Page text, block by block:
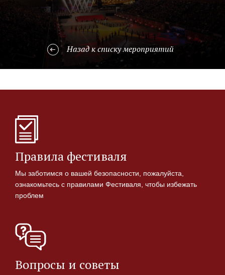
Назад к списку мероприятий
Правила фестиваля
Мы заботимся о вашей безопасности, пожалуйста,
ознакомьтесь с правилами Фестиваля, чтобы избежать
проблем
Вопросы и советы